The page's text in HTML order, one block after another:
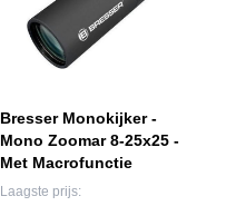
Bresser Monokijker -
Mono Zoomar 8-25x25 -
Met Macrofunctie
Laagste prijs: